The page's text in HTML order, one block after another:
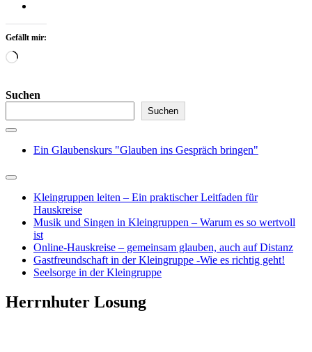
Gefällt mir:
Wird
Suchen
Suchen
Ein Glaubenskurs "Glauben ins Gespräch bringen"
Kleingruppen leiten – Ein praktischer Leitfaden für
Hauskreise
Musik und Singen in Kleingruppen – Warum es so wertvoll
ist
Online-Hauskreise – gemeinsam glauben, auch auf Distanz
Gastfreundschaft in der Kleingruppe -Wie es richtig geht!
Seelsorge in der Kleingruppe
Herrnhuter Losung